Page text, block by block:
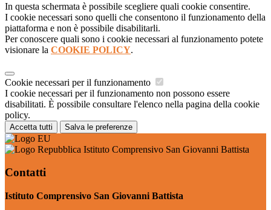
In questa schermata è possibile scegliere quali cookie consentire.
I cookie necessari sono quelli che consentono il funzionamento della
piattaforma e non è possibile disabilitarli.
Per conoscere quali sono i cookie necessari al funzionamento potete
visionare la COOKIE POLICY.
Cookie necessari per il funzionamento
I cookie necessari per il funzionamento non possono essere
disabilitati. È possibile consultare l'elenco nella pagina della cookie
policy.
Accetta tutti Salva le preferenze
Istituto Comprensivo San Giovanni Battista
Contatti
Istituto Comprensivo San Giovanni Battista